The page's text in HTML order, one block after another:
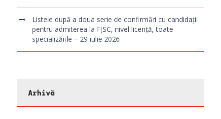
Listele după a doua serie de confirmări cu candidații
pentru admiterea la FJSC, nivel licență, toate
specializările – 29 iulie 2026
Arhivă